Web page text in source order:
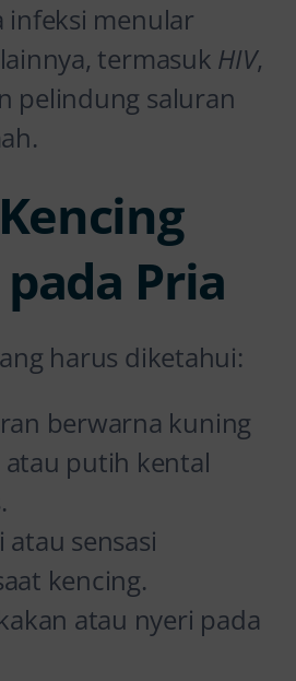
infeksi menular
termasuk HIV,
pelindung saluran
Pria
harus diketahui:
berwarna kuning
putih kental
atau sensasi
kencing.
atau nyeri pada